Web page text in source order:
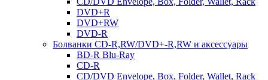
DVD+R
DVD+RW
DVD-R
Болванки CD-R,RW/DVD+-R,RW и аксессуары
BD-R Blu-Ray
CD-R
CD/DVD Envelope, Box, Folder, Wallet, Rack